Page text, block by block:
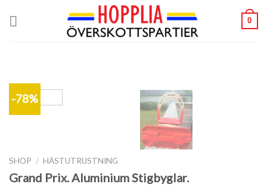
0
-78%
SHOP / HÄSTUTRUSTNING
Grand Prix. Aluminium Stigbyglar.